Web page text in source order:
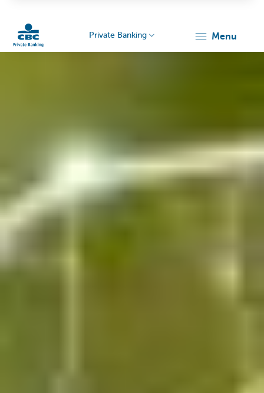
Private Banking menu